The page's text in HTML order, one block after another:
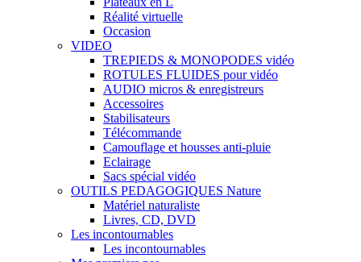
Réalité virtuelle
Occasion
VIDEO
TREPIEDS & MONOPODES vidéo
ROTULES FLUIDES pour vidéo
AUDIO micros & enregistreurs
Accessoires
Stabilisateurs
Télécommande
Camouflage et housses anti-pluie
Eclairage
Sacs spécial vidéo
OUTILS PEDAGOGIQUES Nature
Matériel naturaliste
Livres, CD, DVD
Les incontournables
Les incontournables